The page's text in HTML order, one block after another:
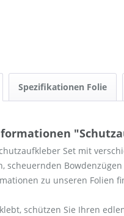
Spezifikationen Folie
Set mit
scheuernden
zu unseren Folien
schützen Sie Ihren